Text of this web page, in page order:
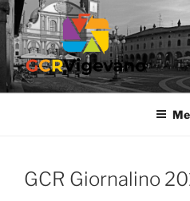
Salta
al
contenuto
GCR
Gruppo Culturale Ricreativo
GCR Giornalino